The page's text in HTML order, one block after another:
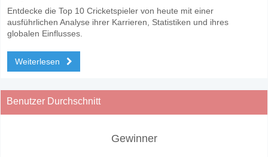
Entdecke die Top 10 Cricketspieler von heute mit einer
ausführlichen Analyse ihrer Karrieren, Statistiken und ihres
globalen Einflusses.
Weiterlesen
Benutzer Durchschnitt
Gewinner